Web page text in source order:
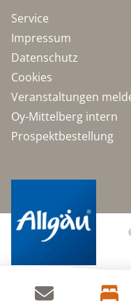
Service
Impressum
Datenschutz
Cookies
Veranstaltungen
Oy-Mittelberg intern
Prospektbestellung